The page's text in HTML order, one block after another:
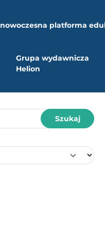
nowoczesna platforma
Grupa wydawnicza
Helion
Szukaj